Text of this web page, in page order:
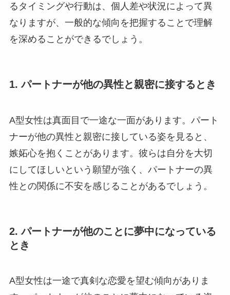
るタイミングや行動は、個人差や状況によって異
なりますが、一般的な傾向を把握することで理解
を深めることができるでしょう。
1. パートナーが他の異性と親密に接するとき
A型女性は真面目で一途な一面があります。パート
ナーが他の異性と親密に接している姿を見ると、
嫉妬心を抱くことがあります。彼らは自分を大切
にしてほしいという願望が強く、パートナーの異
性との関係に不安を感じることがあるでしょう。
2. パートナーが他のことに夢中になっている
とき
A型女性は一途で真剣な恋愛を望む傾向がありま